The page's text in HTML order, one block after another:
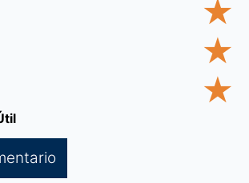
★
★
★